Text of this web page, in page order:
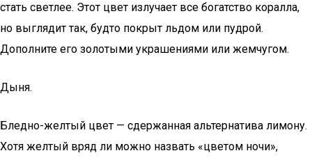
стать светлее. Этот цвет излучает все богатство коралла,
но выглядит так, будто покрыт льдом или пудрой.
Дополните его золотыми украшениями или жемчугом.
Дыня.
Бледно-желтый цвет — сдержанная альтернатива лимону.
Хотя желтый вряд ли можно назвать «цветом ночи»,